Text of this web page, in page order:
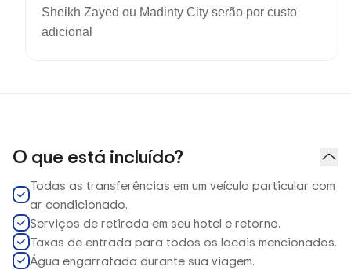
Sheikh Zayed ou Madinty City serão por custo
adicional
O que está incluído?
Todas as transferências em um veículo particular com
ar condicionado.
Serviços de retirada em seu hotel e retorno.
Taxas de entrada para todos os locais mencionados.
Água engarrafada durante sua viagem.